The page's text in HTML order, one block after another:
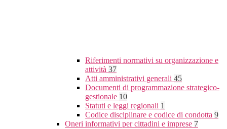
Riferimenti normativi su organizzazione e
attività 37
Atti amministrativi generali 45
Documenti di programmazione strategico-
gestionale 10
Statuti e leggi regionali 1
Codice disciplinare e codice di condotta 9
Oneri informativi per cittadini e imprese 7